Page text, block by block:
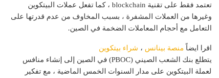
تعتمد فقط على تقنية blockchain ، كما تفعل عملات البيتكوين
وغيرها من العملات المشفرة ، بسبب المخاوف من عدم قدرتها على
التعامل مع أحجام المعاملات الضخمة في الصين.
اقرا ايضاً منصة بينانس ، شراء بيتكوين
يتطلع بنك الشعب الصيني (PBOC) في الصين إلى إنشاء منافس
لعملة البيتكوين على مدار السنوات الخمس الماضية ، مع تفكير